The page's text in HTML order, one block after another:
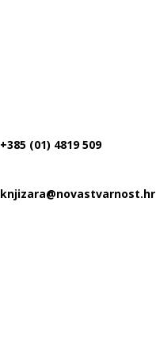
+385 (01) 4819 509
knjizara@novastvarnost.hr